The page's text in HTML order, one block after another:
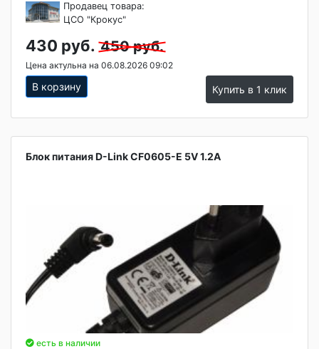
Продавец товара:
ЦСО "Крокус"
430 руб. 450 руб.
Цена актульна на 06.08.2026 09:02
В корзину Купить в 1 клик
Блок питания D-Link CF0605-E 5V 1.2A
есть в наличии